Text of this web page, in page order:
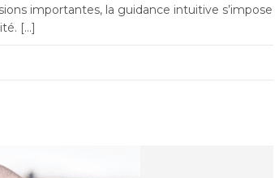
importantes, la guidance intuitive s’impose
[…]